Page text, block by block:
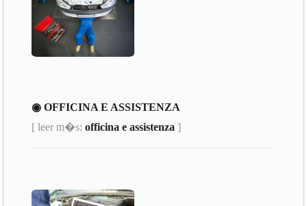
◉ OFFICINA E ASSISTENZA
[ leer m�s:officina e assistenza ]